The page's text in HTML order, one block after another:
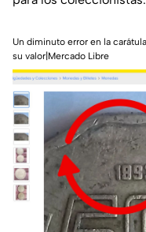
Un diminuto error en la
su valor|Mercado Libre